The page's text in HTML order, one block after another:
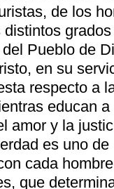
de los
Pueblo de
en su
respecto a
educan
amor y la
es uno
cada
que